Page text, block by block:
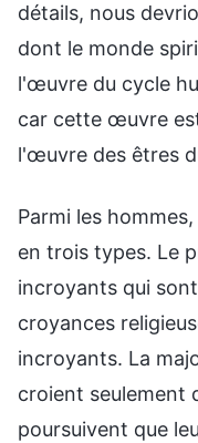
détails, nous
dont le monde
l'œuvre du cycle
car cette œuvre
l'œuvre des êtres
Parmi les
en trois types. Le
incroyants qui
croyances
incroyants. La
croient seulement
poursuivent que